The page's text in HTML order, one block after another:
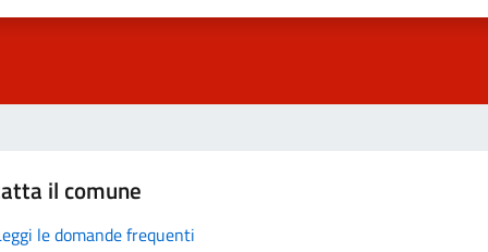
il comune
le domande frequenti